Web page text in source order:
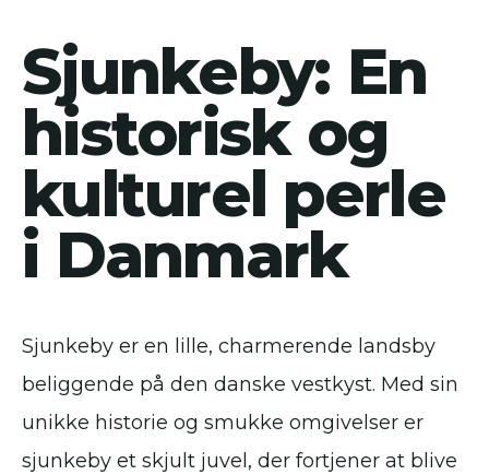
Sjunkeby: En
historisk og
kulturel perle
i Danmark
Sjunkeby er en lille, charmerende landsby
beliggende på den danske vestkyst. Med sin
unikke historie og smukke omgivelser er
sjunkeby et skjult juvel, der fortjener at blive